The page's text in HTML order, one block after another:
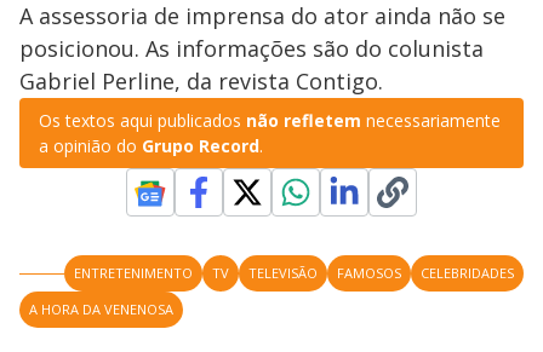
A assessoria de imprensa do ator ainda não se
posicionou. As informações são do colunista
Gabriel Perline, da revista Contigo.
Os textos aqui publicados não refletem necessariamente
a opinião do Grupo Record.
ENTRETENIMENTO TV TELEVISÃO FAMOSOS
CELEBRIDADES
A HORA DA VENENOSA